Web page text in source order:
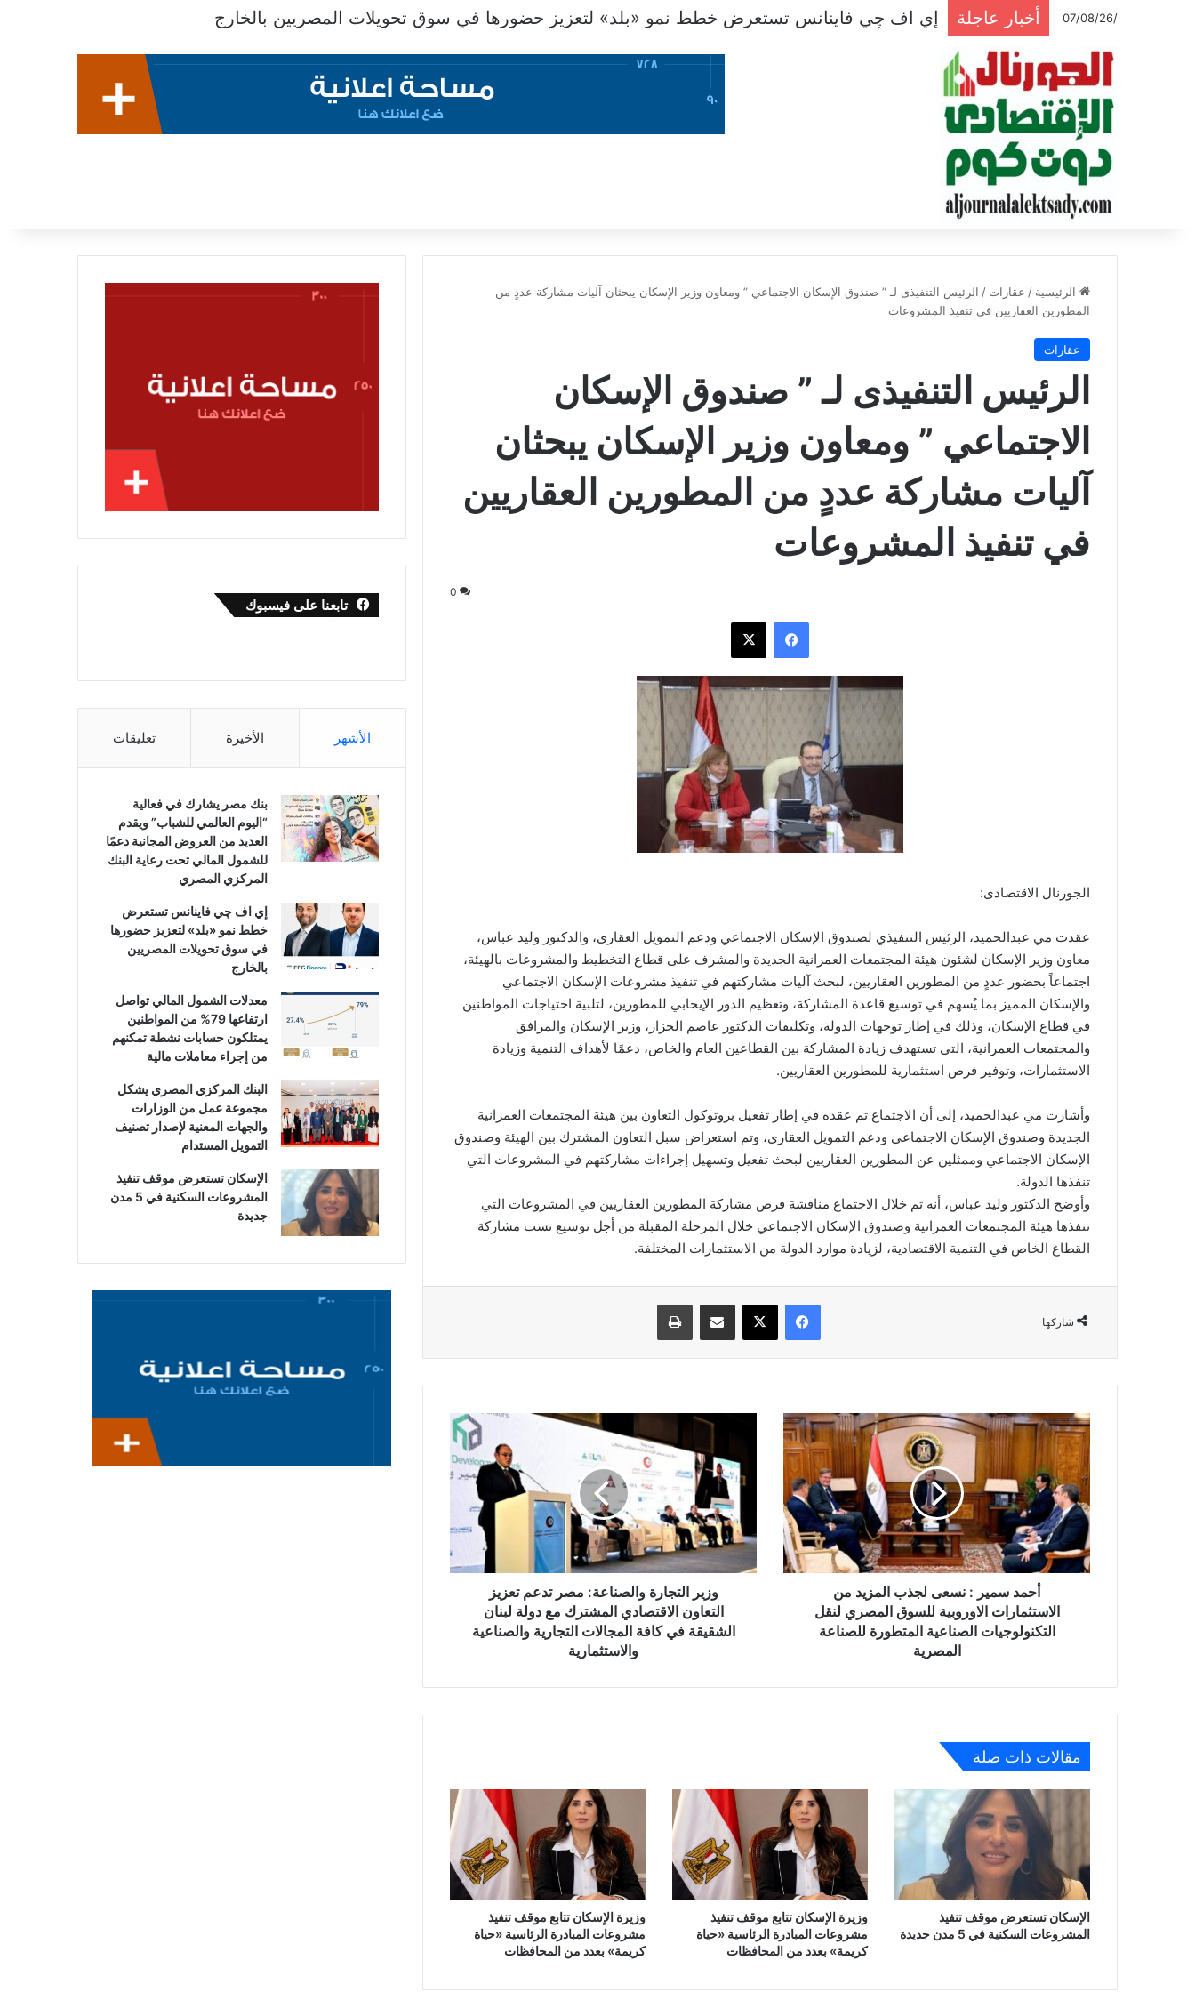
/07/08/26 أخبار عاجلة إي اف چي فاينانس تستعرض خطط نمو «بلد» لتعزيز حضورها في سوق تحويلات المصريين بالخارج
الرئيسية / عقارات / الرئيس التنفيذى لـ ” صندوق الإسكان الاجتماعي ” ومعاون وزير الإسكان يبحثان آليات مشاركة عددٍ من
المطورين العقاريين في تنفيذ المشروعات
عقارات
الرئيس التنفيذى لـ ” صندوق الإسكان
الاجتماعي ” ومعاون وزير الإسكان يبحثان
آليات مشاركة عددٍ من المطورين العقاريين
في تنفيذ المشروعات
0
فيسبوك ‫X
الجورنال الاقتصادى:
عقدت مي عبدالحميد، الرئيس التنفيذي لصندوق الإسكان الاجتماعي ودعم التمويل العقارى، والدكتور وليد عباس،
معاون وزير الإسكان لشئون هيئة المجتمعات العمرانية الجديدة والمشرف على قطاع التخطيط والمشروعات بالهيئة،
اجتماعاً بحضور عددٍ من المطورين العقاريين، لبحث آليات مشاركتهم في تنفيذ مشروعات الإسكان الاجتماعي
والإسكان المميز بما يُسهم في توسيع قاعدة المشاركة، وتعظيم الدور الإيجابي للمطورين، لتلبية احتياجات المواطنين
في قطاع الإسكان، وذلك في إطار توجهات الدولة، وتكليفات الدكتور عاصم الجزار، وزير الإسكان والمرافق
والمجتمعات العمرانية، التي تستهدف زيادة المشاركة بين القطاعين العام والخاص، دعمًا لأهداف التنمية وزيادة
الاستثمارات، وتوفير فرص استثمارية للمطورين العقاريين.
وأشارت مي عبدالحميد، إلى أن الاجتماع تم عقده في إطار تفعيل بروتوكول التعاون بين هيئة المجتمعات العمرانية
الجديدة وصندوق الإسكان الاجتماعي ودعم التمويل العقاري، وتم استعراض سبل التعاون المشترك بين الهيئة وصندوق
الإسكان الاجتماعي وممثلين عن المطورين العقاريين لبحث تفعيل وتسهيل إجراءات مشاركتهم في المشروعات التي
تنفذها الدولة.
وأوضح الدكتور وليد عباس، أنه تم خلال الاجتماع مناقشة فرص مشاركة المطورين العقاريين في المشروعات التي
تنفذها هيئة المجتمعات العمرانية وصندوق الإسكان الاجتماعي خلال المرحلة المقبلة من أجل توسيع نسب مشاركة
القطاع الخاص في التنمية الاقتصادية، لزيادة موارد الدولة من الاستثمارات المختلفة.
شاركها
فيسبوك ‫X مشاركة عبر البريد طباعة
أحمد
سمير
نسعى
لجذب
المزيد
من
الاستثمارات
الاوروبية
المصري
المصرية
أحمد سمير : نسعى لجذب المزيد من
الاستثمارات الاوروبية للسوق المصري لنقل
التكنولوجيات الصناعية المتطورة للصناعة
المصرية
والصناعة:
مصر
تعزيز
التعاون
الاقتصادي
المشترك
لبنان
التجارية
وزير التجارة والصناعة: مصر تدعم تعزيز
التعاون الاقتصادي المشترك مع دولة لبنان
الشقيقة في كافة المجالات التجارية والصناعية
والاستثمارية
مقالات ذات صلة
الإسكان تستعرض موقف تنفيذ
المشروعات السكنية في 5 مدن جديدة
وزيرة الإسكان تتابع موقف تنفيذ
مشروعات المبادرة الرئاسية «حياة
كريمة» بعدد من المحافظات
وزيرة الإسكان تتابع موقف تنفيذ
مشروعات المبادرة الرئاسية «حياة
كريمة» بعدد من المحافظات
تابعنا على فيسبوك
الأشهر الأخيرة تعليقات
بنك مصر يشارك في فعالية
“اليوم العالمي للشباب” ويقدم
العديد من العروض المجانية دعمًا
للشمول المالي تحت رعاية البنك
المركزي المصري
إي اف چي فاينانس تستعرض
خطط نمو «بلد» لتعزيز حضورها
في سوق تحويلات المصريين
بالخارج
معدلات الشمول المالي تواصل
ارتفاعها 79% من المواطنين
يمتلكون حسابات نشطة تمكنهم
من إجراء معاملات مالية
البنك المركزي المصري يشكل
مجموعة عمل من الوزارات
والجهات المعنية لإصدار تصنيف
التمويل المستدام
الإسكان تستعرض موقف تنفيذ
المشروعات السكنية في 5 مدن
جديدة